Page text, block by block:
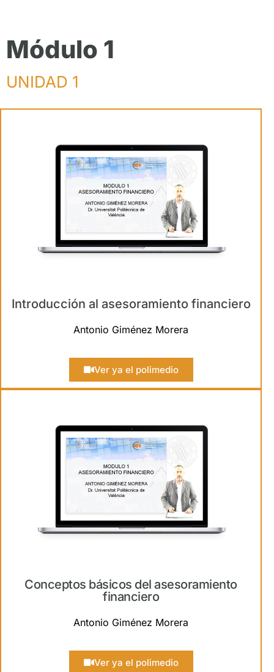
Módulo 1
UNIDAD 1
Introducción al asesoramiento financiero
Antonio Giménez Morera
Ver ya el polimedio
Conceptos básicos del asesoramiento
financiero
Antonio Giménez Morera
Ver ya el polimedio